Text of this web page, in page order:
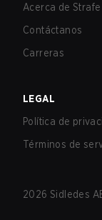
Acerca de Strafe
Contáctanos
Carreras
LEGAL
Política de
Términos de
2026 Sidledes